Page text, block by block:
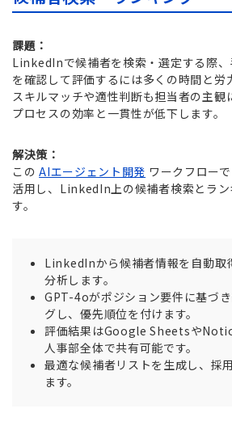
課題：
LinkedInで候補者を検索・選定する際
を確認して評価するには多くの時間と労
スキルマッチや適性判断も担当者の主観
プロセスの効率と一貫性が低下します。
解決策：
このAIエージェント開発 ワークフロー
活用し、LinkedIn上の候補者検索とラン
す。
LinkedInから候補者情報を自動取
分析します。
GPT-4oがポジション要件に基づ
グし、優先順位を付けます。
評価結果はGoogle Sheetsや
人事部全体で共有可能です。
最適な候補者リストを生成し、採
ます。